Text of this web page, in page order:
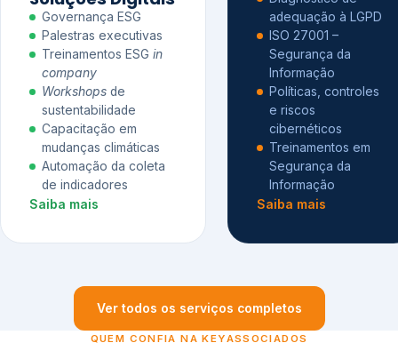
Governança ESG
Palestras executivas
Treinamentos ESG in
company
Workshops de
sustentabilidade
Capacitação em
mudanças climáticas
Automação da coleta
de indicadores
Saiba mais
adequação à LGPD
ISO 27001 –
Segurança da
Informação
Políticas, controles
e riscos
cibernéticos
Treinamentos em
Segurança da
Informação
Saiba mais
Ver todos os serviços completos
QUEM CONFIA NA KEYASSOCIADOS